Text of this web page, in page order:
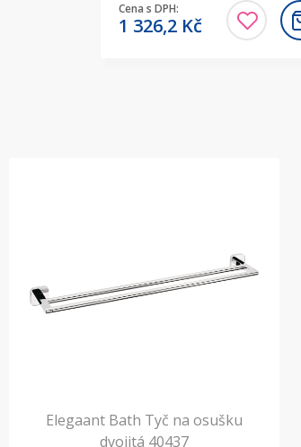
Cena s DPH:
1 326,2 Kč
Elegaant Bath Tyč na osušku
dvojitá 40437